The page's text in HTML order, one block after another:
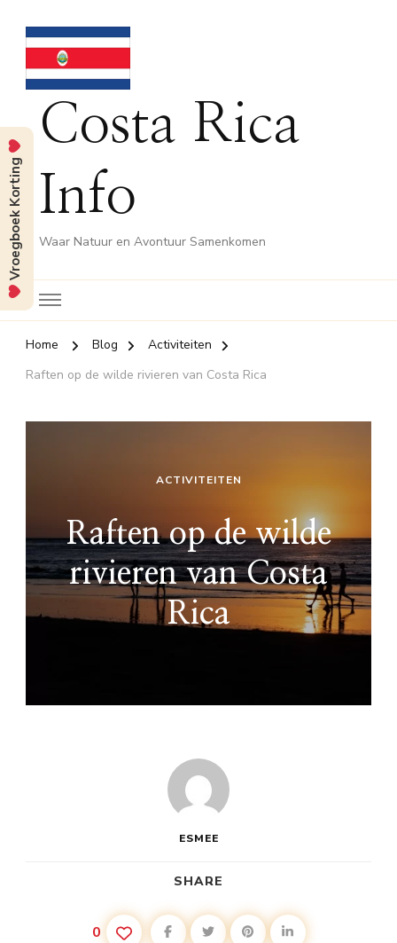
Costa Rica
Info
Waar Natuur en Avontuur Samenkomen
Home Blog
Activiteiten
Raften op de wilde rivieren van Costa Rica
ACTIVITEITEN
Raften op de wilde
rivieren van Costa
Rica
ESMEE
SHARE
0
Vroegboek Korting